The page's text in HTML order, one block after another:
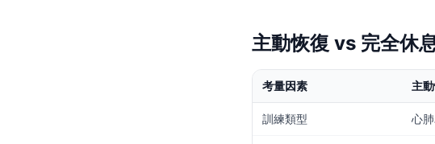
主動恢復 vs 完全休
考量因素 主
訓練類型 心